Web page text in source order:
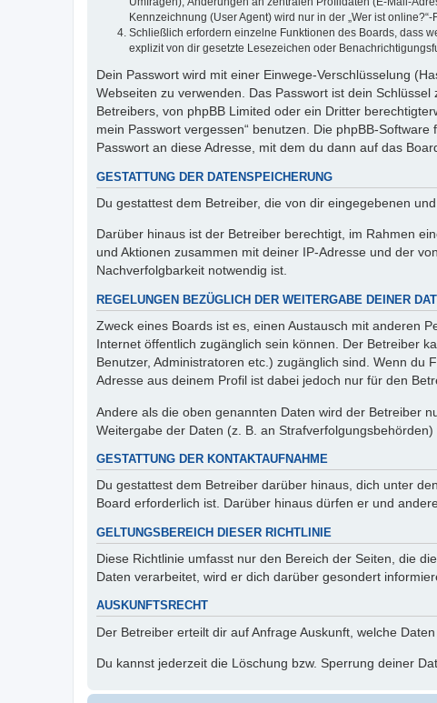
Kennzeichnung (User Agent) wird nur in der „Wer ist
Schließlich erfordern einzelne Funktionen des Boards, dass
explizit von dir gesetzte Lesezeichen oder
Dein Passwort wird mit einer Einwege-Verschlüsselung
Webseiten zu verwenden. Das Passwort ist dein
Betreibers, von phpBB Limited oder ein Dritter
mein Passwort vergessen“ benutzen. Die phpBB-
Passwort an diese Adresse, mit dem du dann auf das
GESTATTUNG DER DATENSPEICHERUNG
Du gestattest dem Betreiber, die von dir eingegebenen
Darüber hinaus ist der Betreiber berechtigt, im Rahmen
und Aktionen zusammen mit deiner IP-Adresse und der
Nachverfolgbarkeit notwendig ist.
REGELUNGEN BEZÜGLICH DER WEITERGABE DEINER
Zweck eines Boards ist es, einen Austausch mit anderen
Internet öffentlich zugänglich sein können. Der Betreiber
Benutzer, Administratoren etc.) zugänglich sind. Wenn
Adresse aus deinem Profil ist dabei jedoch nur für den
Andere als die oben genannten Daten wird der Betreiber
Weitergabe der Daten (z. B. an
GESTATTUNG DER KONTAKTAUFNAHME
Du gestattest dem Betreiber darüber hinaus, dich unter
Board erforderlich ist. Darüber hinaus dürfen er und
GELTUNGSBEREICH DIESER RICHTLINIE
Diese Richtlinie umfasst nur den Bereich der Seiten, die
Daten verarbeitet, wird er dich darüber gesondert
AUSKUNFTSRECHT
Der Betreiber erteilt dir auf Anfrage Auskunft, welche
Du kannst jederzeit die Löschung bzw. Sperrung deiner